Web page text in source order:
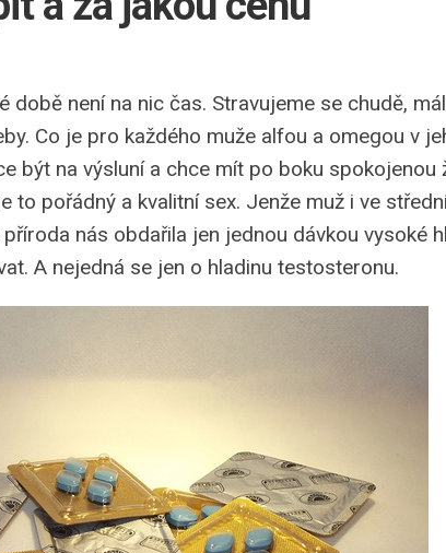
době není na nic čas. Stravujeme se chudě,
Co je pro každého muže alfou a omegou v
být na výsluní a chce mít po boku spokojenou
to pořádný a kvalitní sex. Jenže muž i ve
nás obdařila jen jednou dávkou vysoké
A nejedná se jen o hladinu testosteronu.